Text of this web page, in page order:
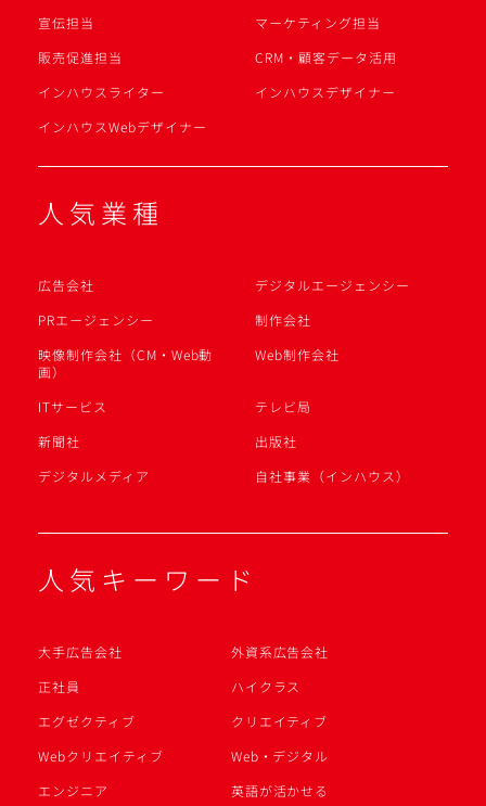
宣伝担当
マーケティング担当
販売促進担当
CRM・顧客データ活用
インハウスライター
インハウスデザイナー
インハウスWebデザイナー
人気業種
広告会社
デジタルエージェンシー
PRエージェンシー
制作会社
映像制作会社（CM・Web動
画）
Web制作会社
ITサービス
テレビ局
新聞社
出版社
デジタルメディア
自社事業（インハウス）
人気キーワード
大手広告会社
外資系広告会社
正社員
ハイクラス
エグゼクティブ
クリエイティブ
Webクリエイティブ
Web・デジタル
エンジニア
英語が活かせる